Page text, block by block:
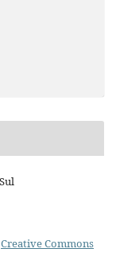
Creative Commons